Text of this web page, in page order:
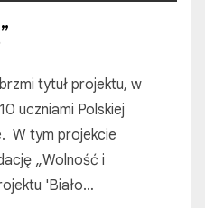
tytuł projektu, w
uczniami Polskiej
W tym projekcie
„Wolność i
'Biało…